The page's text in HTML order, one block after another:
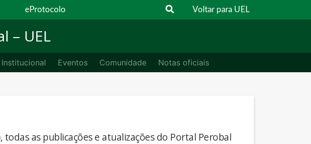
eProtocolo Voltar para UEL
– UEL
Institucional Eventos Comunidade Notas oficiais
as publicações e atualizações do Portal Perobal